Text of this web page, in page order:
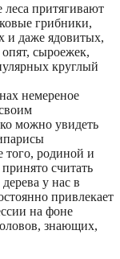
притягивают
грибники,
и даже ядовитых,
сыроежек,
круглый
немереное
можно увидеть
того, родиной и
считать
у нас в
привлекает
на фоне
знающих,